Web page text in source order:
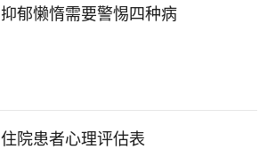
抑郁懒惰需要警惕四种病
住院患者心理评估表